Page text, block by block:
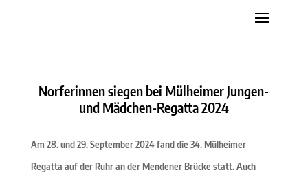
Norferinnen siegen bei Mülheimer Jungen-
und Mädchen-Regatta 2024
Am 28. und 29. September 2024 fand die 34. Mülheimer
Regatta auf der Ruhr an der Mendener Brücke statt. Auch